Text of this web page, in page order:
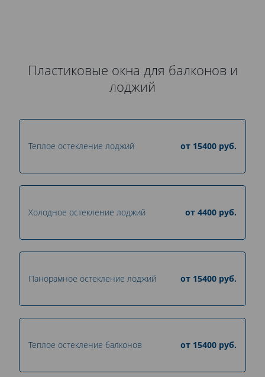
Пластиковые окна для балконов и
лоджий
Теплое остекление лоджий от 15400 руб.
Холодное остекление лоджий от 4400 руб.
Панорамное остекление лоджий от 15400 руб.
Теплое остекление балконов от 15400 руб.